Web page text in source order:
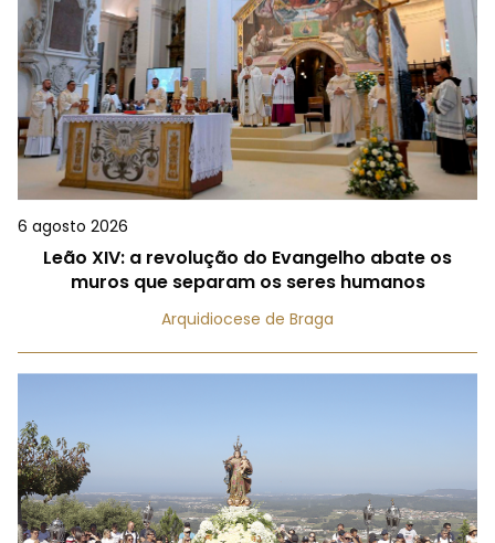
6 agosto 2026
Leão XIV: a revolução do Evangelho abate os
muros que separam os seres humanos
Arquidiocese de Braga